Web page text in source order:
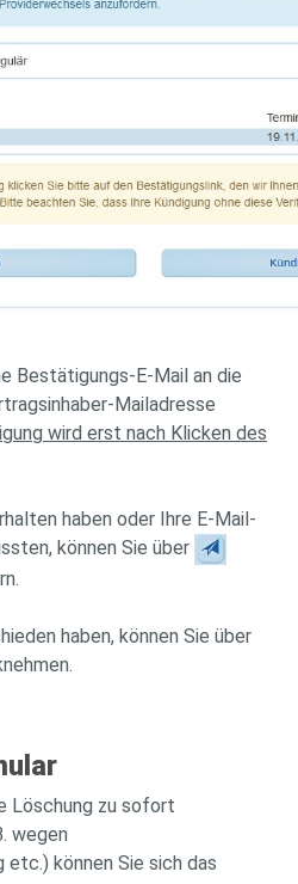
Bestätigungs-E-Mail an die
Mailadresse
wird erst nach Klicken des
haben oder Ihre E-Mail-
können Sie über
haben, können Sie über
Löschung zu sofort
wegen
können Sie sich das